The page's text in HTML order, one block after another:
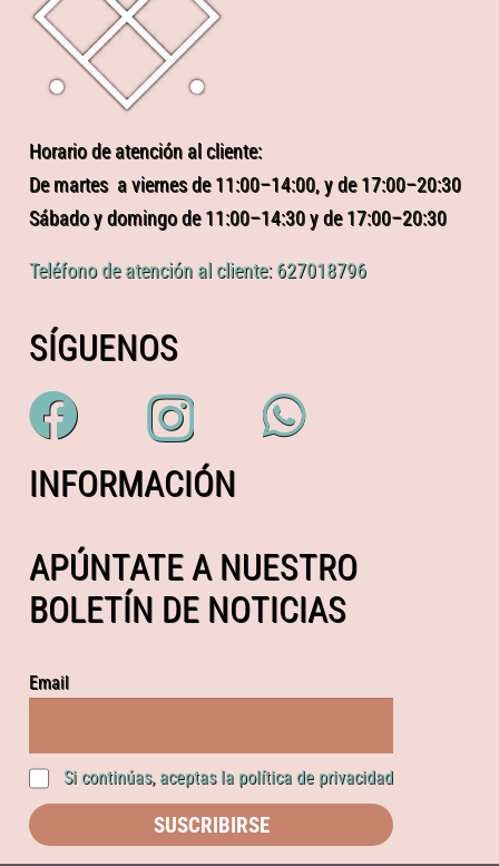
Horario de atención al cliente:
De martes a viernes de 11:00–14:00, y de 17:00–20:30
Sábado y domingo de 11:00–14:30 y de 17:00–20:30
Teléfono de atención al cliente: 627018796
SÍGUENOS
INFORMACIÓN
APÚNTATE A NUESTRO
BOLETÍN DE NOTICIAS
Email
Si continúas, aceptas la política de privacidad